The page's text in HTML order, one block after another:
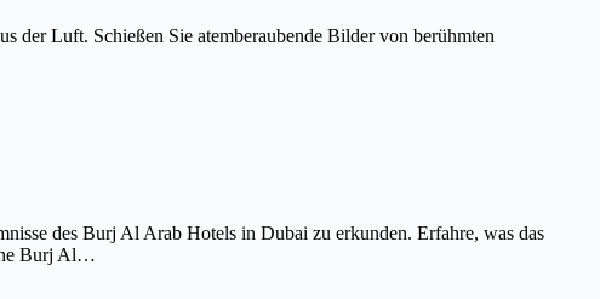
Luft. Schießen Sie atemberaubende Bilder von berühmten
des Burj Al Arab Hotels in Dubai zu erkunden. Erfahre, was das
Burj Al…